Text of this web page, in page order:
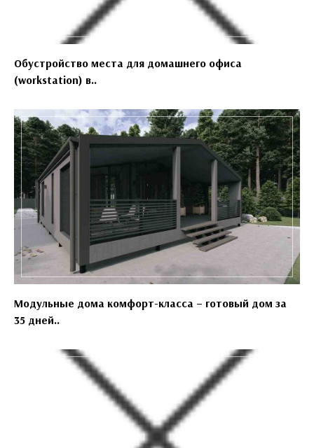
Обустройство места для домашнего офиса
(workstation) в..
Модульные дома комфорт-класса – готовый дом за
35 дней..